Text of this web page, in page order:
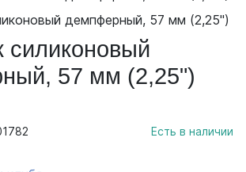
силиконовый
57 мм (2,25")
Есть в наличии